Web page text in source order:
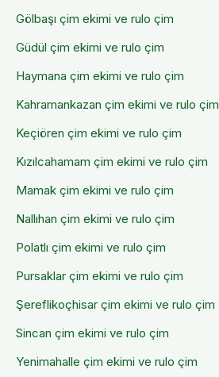
Gölbaşı çim ekimi ve rulo çim
Güdül çim ekimi ve rulo çim
Haymana çim ekimi ve rulo çim
Kahramankazan çim ekimi ve rulo çim
Keçiören çim ekimi ve rulo çim
Kızılcahamam çim ekimi ve rulo çim
Mamak çim ekimi ve rulo çim
Nallıhan çim ekimi ve rulo çim
Polatlı çim ekimi ve rulo çim
Pursaklar çim ekimi ve rulo çim
Şereflikoçhisar çim ekimi ve rulo çim
Sincan çim ekimi ve rulo çim
Yenimahalle çim ekimi ve rulo çim